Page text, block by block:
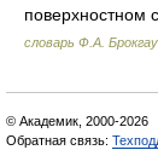
словарь Ф.А.
© Академик, 2000-2026
Обратная связь: